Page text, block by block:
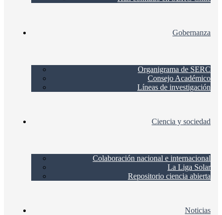
Gobernanza
Organigrama de SERC
Consejo Académico
Líneas de investigación
Ciencia y sociedad
Colaboración nacional e internacional
La Liga Solar
Repositorio ciencia abierta
Noticias